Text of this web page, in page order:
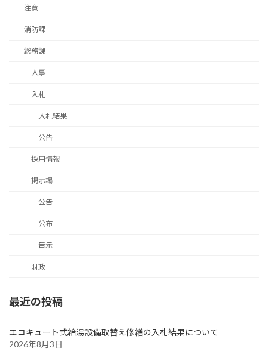
注意
消防課
総務課
人事
入札
入札結果
公告
採用情報
掲示場
公告
公布
告示
財政
最近の投稿
エコキュート式給湯設備取替え修繕の入札結果について
2026年8月3日